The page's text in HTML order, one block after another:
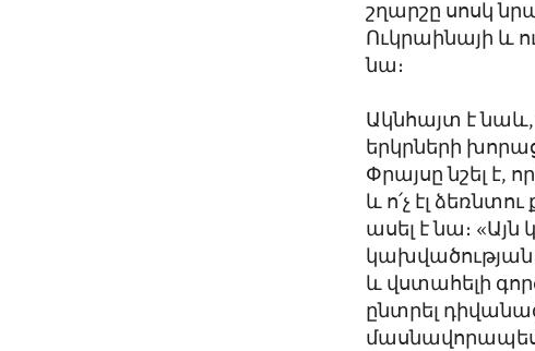
շղարշը սոսկ
Ուկրաինայի և
նա։
Ակնհայտ է նաև,
երկրների
Փրայսը նշել է,
և ո՛չ էլ
ասել է նա։
կախվածության
և վստահելի
ընտրել
մասնավորապես,